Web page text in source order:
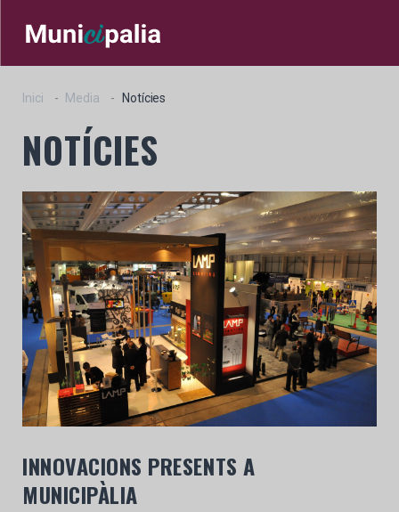
Inici Media Notícies
NOTÍCIES
INNOVACIONS PRESENTS A
MUNICIPÀLIA